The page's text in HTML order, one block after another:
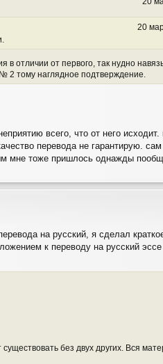
20
отличии от первого, так нудно
тому наглядное подтверждение.
всего, что от него
перевода не гарантирую.
мне тоже пришлось однажды
на русский, я сделал
к переводу на русский
без двух других. Вся